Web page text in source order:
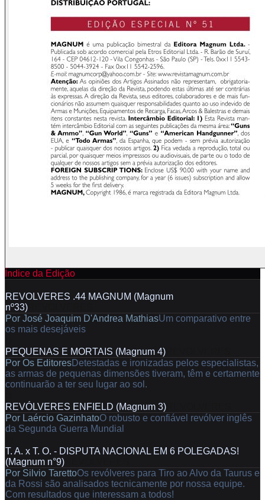
Índice da Edição
REVOLVERES .44 MAGNUM (Magnum
nº33)
Por José Joaquim D'Andrea MathiasUm comparativo entre
os mais desejáveis
PEQUENAS E MORTAIS (Magnum 4)
Por Os EditoresDetestadas e ironizadas pelos especialistas,
as armas de pequenas dimensões tiveram, têm e certamente
continuarão a ter seu lugar ao sol.
REVÓLVERES ENFIELD (Magnum 3)
Por Laércio GazinhatoO robusto e confiável revólver inglês
da Segunda Guerra Mundial
T. A. x T. O. - DISPUTA NACIONAL EM 6 POLEGADAS!
(Magnum n°9)
Por Silvio TarettoOs revólveres para Tiro ao Alvo da Taurus e
da Rossi são analisados tecnicamente por nossa equipe.
Com resultados que interessam a todos!